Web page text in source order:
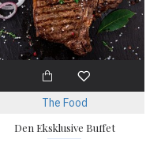
The Food
Den Eksklusive Buffet